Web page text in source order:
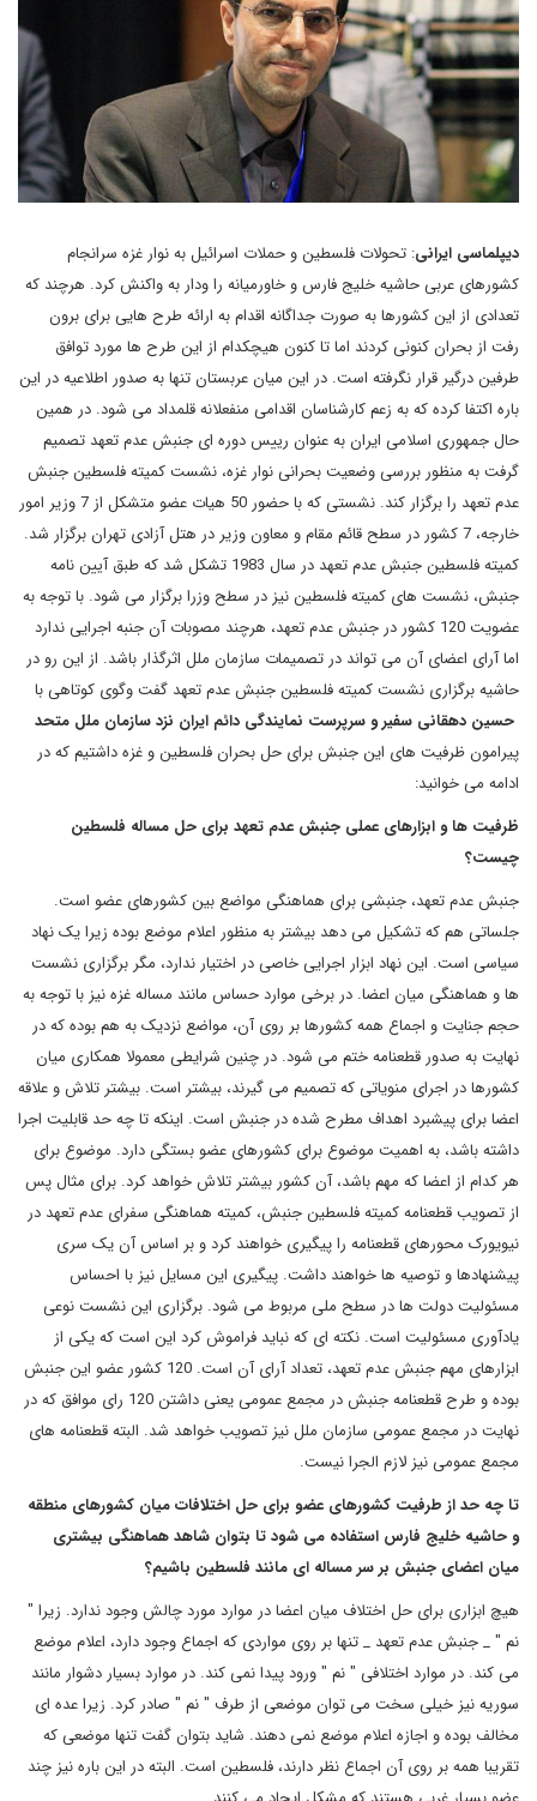
دیپلماسی ایرانی: تحولات فلسطین و حملات اسرائیل به نوار غزه سرانجام
کشورهای عربی حاشیه خلیج فارس و خاورمیانه را ودار به واکنش کرد. هرچند که
تعدادی از این کشورها به صورت جداگانه اقدام به ارائه طرح هایی برای برون
رفت از بحران کنونی کردند اما تا کنون هیچکدام از این طرح ها مورد توافق
طرفین درگیر قرار نگرفته است. در این میان عربستان تنها به صدور اطلاعیه در این
باره اکتفا کرده که به زعم کارشناسان اقدامی منفعلانه قلمداد می شود. در همین
حال جمهوری اسلامی ایران به عنوان رییس دوره ای جنبش عدم تعهد تصمیم
گرفت به منظور بررسی وضعیت بحرانی نوار غزه، نشست کمیته فلسطین جنبش
عدم تعهد را برگزار کند. نشستی که با حضور 50 هیات عضو متشکل از 7 وزیر امور
خارجه، 7 کشور در سطح قائم مقام و معاون وزیر در هتل آزادی تهران برگزار شد.
کمیته فلسطین جنبش عدم تعهد در سال 1983 تشکل شد که طبق آیین نامه
جنبش، نشست های کمیته فلسطین نیز در سطح وزرا برگزار می شود. با توجه به
عضویت 120 کشور در جنبش عدم تعهد، هرچند مصوبات آن جنبه اجرایی ندارد
اما آرای اعضای آن می تواند در تصمیمات سازمان ملل اثرگذار باشد. از این رو در
حاشیه برگزاری نشست کمیته فلسطین جنبش عدم تعهد گفت وگوی کوتاهی با
حسین دهقانی سفیر و سرپرست نمایندگی دائم ایران نزد سازمان ملل متحد
پیرامون ظرفیت های این جنبش برای حل بحران فلسطین و غزه داشتیم که در
ادامه می خوانید:
ظرفیت ها و ابزارهای عملی جنبش عدم تعهد برای حل مساله فلسطین
چیست؟
جنبش عدم تعهد، جنبشی برای هماهنگی مواضع بین کشورهای عضو است.
جلساتی هم که تشکیل می دهد بیشتر به منظور اعلام موضع بوده زیرا یک نهاد
سیاسی است. این نهاد ابزار اجرایی خاصی در اختیار ندارد، مگر برگزاری نشست
ها و هماهنگی میان اعضا. در برخی موارد حساس مانند مساله غزه نیز با توجه به
حجم جنایت و اجماع همه کشورها بر روی آن، مواضع نزدیک به هم بوده که در
نهایت به صدور قطعنامه ختم می شود. در چنین شرایطی معمولا همکاری میان
کشورها در اجرای منویاتی که تصمیم می گیرند، بیشتر است. بیشتر تلاش و علاقه
اعضا برای پیشبرد اهداف مطرح شده در جنبش است. اینکه تا چه حد قابلیت اجرا
داشته باشد، به اهمیت موضوع برای کشورهای عضو بستگی دارد. موضوع برای
هر کدام از اعضا که مهم باشد، آن کشور بیشتر تلاش خواهد کرد. برای مثال پس
از تصویب قطعنامه کمیته فلسطین جنبش، کمیته هماهنگی سفرای عدم تعهد در
نیویورک محورهای قطعنامه را پیگیری خواهند کرد و بر اساس آن یک سری
پیشنهادها و توصیه ها خواهند داشت. پیگیری این مسایل نیز با احساس
مسئولیت دولت ها در سطح ملی مربوط می شود. برگزاری این نشست نوعی
یادآوری مسئولیت است. نکته ای که نباید فراموش کرد این است که یکی از
ابزارهای مهم جنبش عدم تعهد، تعداد آرای آن است. 120 کشور عضو این جنبش
بوده و طرح قطعنامه جنبش در مجمع عمومی یعنی داشتن 120 رای موافق که در
نهایت در مجمع عمومی سازمان ملل نیز تصویب خواهد شد. البته قطعنامه های
مجمع عمومی نیز لازم الجرا نیست.
تا چه حد از طرفیت کشورهای عضو برای حل اختلافات میان کشورهای منطقه
و حاشیه خلیج فارس استفاده می شود تا بتوان شاهد هماهنگی بیشتری
میان اعضای جنبش بر سر مساله ای مانند فلسطین باشیم؟
هیچ ابزاری برای حل اختلاف میان اعضا در موارد مورد چالش وجود ندارد. زیرا "
نم " _ جنبش عدم تعهد _ تنها بر روی مواردی که اجماع وجود دارد، اعلام موضع
می کند. در موارد اختلافی " نم " ورود پیدا نمی کند. در موارد بسیار دشوار مانند
سوریه نیز خیلی سخت می توان موضعی از طرف " نم " صادر کرد. زیرا عده ای
مخالف بوده و اجازه اعلام موضع نمی دهند. شاید بتوان گفت تنها موضعی که
تقریبا همه بر روی آن اجماع نظر دارند، فلسطین است. البته در این باره نیز چند